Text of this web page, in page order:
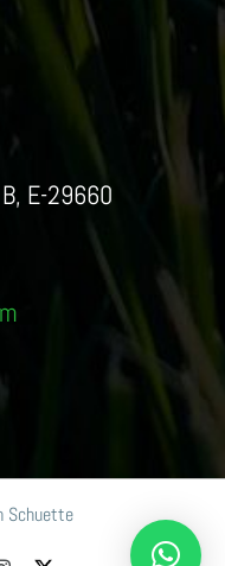
E-29660
Schuette